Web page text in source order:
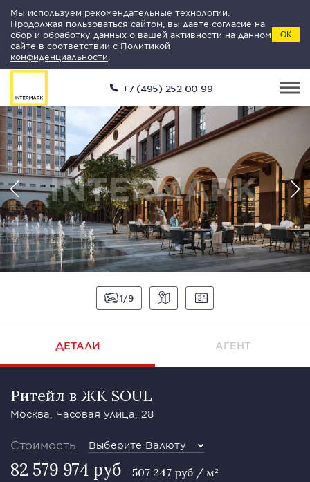
Мы используем рекомендательные технологии.
Продолжая пользоваться сайтом, вы даете согласие на
сбор и обработку данных о вашей активности на данном
сайте в соответствии с Политикой
конфиденциальности
ОК
+7 (495) 252 00 99
1 9
ДЕТАЛИ АГЕНТ
Ритейл в ЖК SOUL
Москва, Часовая улица, 28
Стоимость Выберите Валюту
82 579 974 руб 507 247 руб / м²